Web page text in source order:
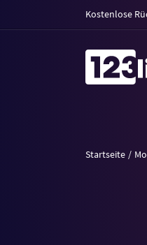
Kostenlose
Startseite